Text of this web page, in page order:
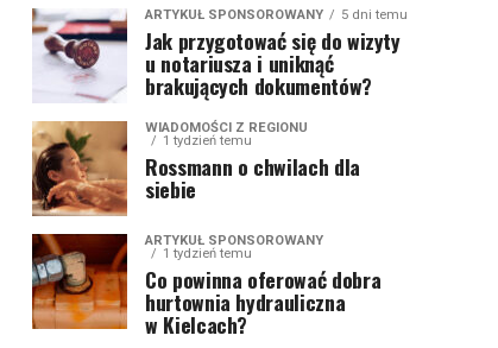
ARTYKUŁ SPONSOROWANY 5 dni temu
Jak przygotować się do wizyty
u notariusza i uniknąć
brakujących dokumentów?
WIADOMOŚCI Z REGIONU
1 tydzień temu
Rossmann o chwilach dla
siebie
ARTYKUŁ SPONSOROWANY
1 tydzień temu
Co powinna oferować dobra
hurtownia hydrauliczna
w Kielcach?